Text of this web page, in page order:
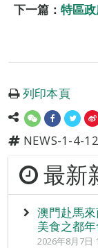
下一篇： 特區
列印本頁
NEWS-1-4-
最新
澳門赴馬
美食之都年
2026年8月7日